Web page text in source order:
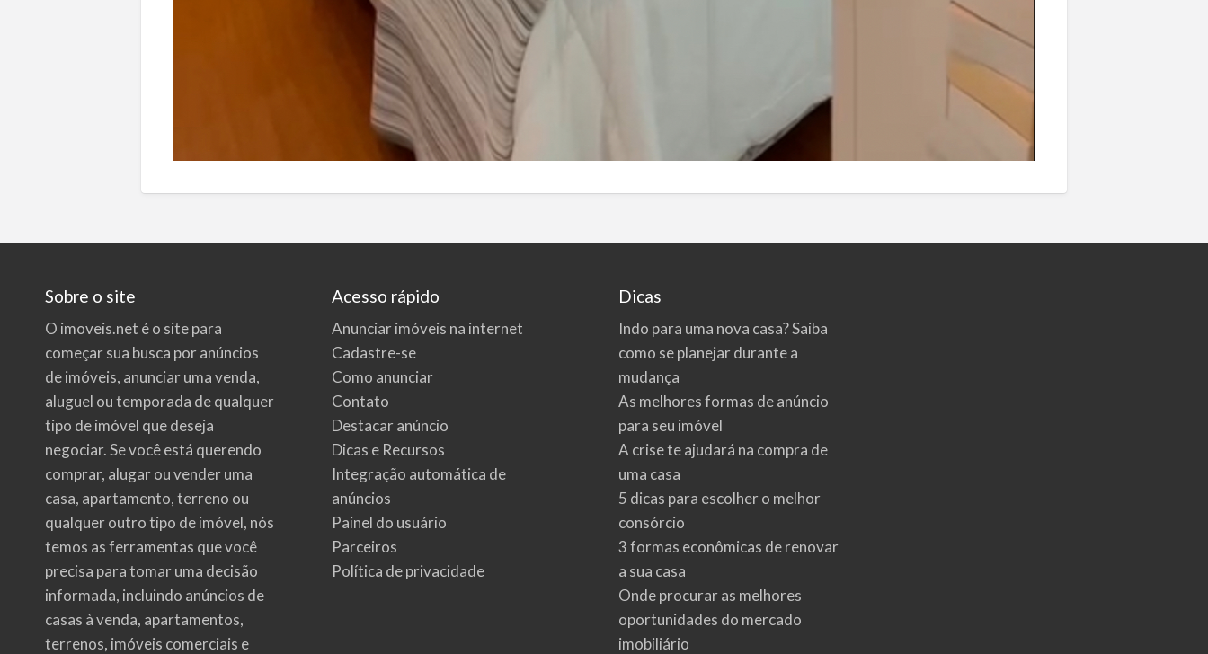
Sobre o site
O imoveis.net é o site para
começar sua busca poranúncios
de imóveis, anunciar uma venda,
aluguel ou temporada de qualquer
tipo de imóvel que deseja
negociar. Se você está querendo
comprar, alugar ou vender uma
casa, apartamento, terreno ou
qualquer outro tipo de imóvel, nós
temos as ferramentas que você
precisa para tomar uma decisão
informada, incluindo anúncios de
casas à venda, apartamentos,
terrenos, imóveis comerciais e
Acesso rápido
Anunciar imóveis na internet
Cadastre-se
Como anunciar
Contato
Destacar anúncio
Dicas e Recursos
Integração automática de
anúncios
Painel do usuário
Parceiros
Política de privacidade
Dicas
Indo para uma nova casa? Saiba
como se planejar durante a
mudança
As melhores formas de anúncio
para seu imóvel
A crise te ajudará na compra de
uma casa
5 dicas para escolher o melhor
consórcio
3 formas econômicas de renovar
a sua casa
Onde procurar as melhores
oportunidades do mercado
imobiliário